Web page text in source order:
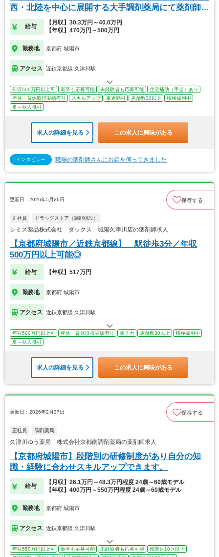
西・北陸を中心に展開する大手調剤薬局にて薬剤師の
募集
給与
【月収】30.3万円～40.0万円
【年収】470万円～500万円
勤務地 京都府 城陽市
アクセス 近鉄京都線 久津川駅
年収500万円以上可 新卒も応募可能 未経験者も応募可能
住宅補助（手当）あり
産休・育休取得実績有り
スキルアップ 車通勤可 店舗数30以上
積極採用中
夏～秋入職可
求人の詳細を見る この求人に興味がある
インタビュー 職場の薬剤師さんにお話を伺ってきました
更新日：2026年5月26日 保存する
正社員 ドラッグストア（調剤併設）
シミズ薬品株式会社 ダックス 城陽久津川店の薬剤師求人
【京都府城陽市／近鉄京都線】 駅徒歩3分／年収
500万円以上可能◎
給与 【年収】517万円
勤務地 京都府 城陽市
アクセス 近鉄京都線 久津川駅
年収500万円以上可 産休・育休取得実績有り 駅チカ 店舗数30以上
積極採用中
夏～秋入職可
求人の詳細を見る この求人に興味がある
更新日：2026年2月27日 保存する
正社員 調剤薬局
久津川ゆう薬局 株式会社京都南調剤薬局の薬剤師求人
【京都府城陽市】段階別の研修制度があり自分の知
識・経験に合わせスキルアップできます。
給与
【月収】26.1万円～48.3万円程度 24歳～60歳モデル
【年収】400万円～550万円程度 24歳～60歳モデル
勤務地 京都府 城陽市
アクセス 近鉄京都線 久津川駅
年収550万円以上可 新卒も応募可能 未経験者も応募可能
残業月10ｈ以下